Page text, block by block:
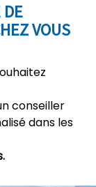
VOUS
conseiller
dans les